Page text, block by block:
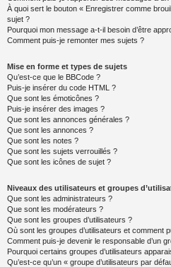
À quoi sert le bouton « Enregistrer comme
sujet ?
Pourquoi mon message a-t-il besoin d’être
Comment puis-je remonter mes sujets ?
Mise en forme et types de sujets
Qu’est-ce que le BBCode ?
Puis-je insérer du code HTML ?
Que sont les émoticônes ?
Puis-je insérer des images ?
Que sont les annonces générales ?
Que sont les annonces ?
Que sont les notes ?
Que sont les sujets verrouillés ?
Que sont les icônes de sujet ?
Niveaux des utilisateurs et groupes
Que sont les administrateurs ?
Que sont les modérateurs ?
Que sont les groupes d’utilisateurs ?
Où sont les groupes d’utilisateurs et comment
Comment puis-je devenir le responsable d’un
Pourquoi certains groupes d’utilisateurs
Qu’est-ce qu’un « groupe d’utilisateurs par